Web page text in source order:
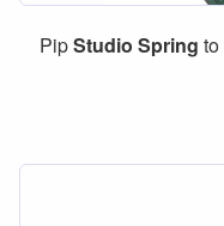
PipStudio Spring to